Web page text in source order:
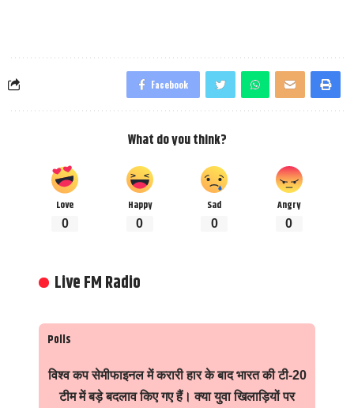
Facebook
What do you think?
Love
0
Happy
0
Sad
0
Angry
0
Live FM Radio
Polls
विश्व कप सेमीफाइनल में करारी हार के बाद भारत की टी-20
टीम में बड़े बदलाव किए गए हैं। क्या युवा खिलाड़ियों पर